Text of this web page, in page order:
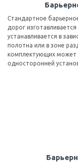
Стандартное
дорог
устанавливается в
полотна или в зоне
комплектующих может
односторонней